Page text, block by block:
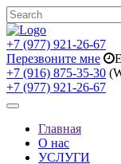
+7 (977) 921-26-67
Перезвоните мне
+7 (916) 875-35-30
+7 (977) 921-26-67
Toggle
navigationГлавная
О нас
УСЛУГИ